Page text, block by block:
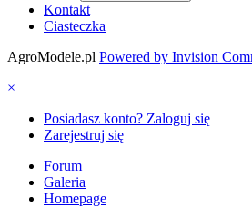
Kontakt
Ciasteczka
AgroModele.pl Powered by Invision
×
Posiadasz konto? Zaloguj się
Zarejestruj się
Forum
Galeria
Homepage